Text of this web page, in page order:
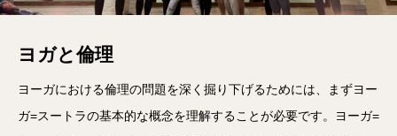
ヨガと倫理
ヨーガにおける倫理の問題を深く掘り下げるためには、まずヨー
ガ=スートラの基本的な概念を理解することが必要です。ヨーガ=